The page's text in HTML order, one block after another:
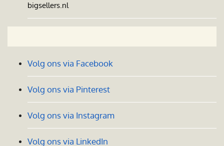
bigsellers.nl
Volg ons via Facebook
Volg ons via Pinterest
Volg ons via Instagram
Volg ons via LinkedIn